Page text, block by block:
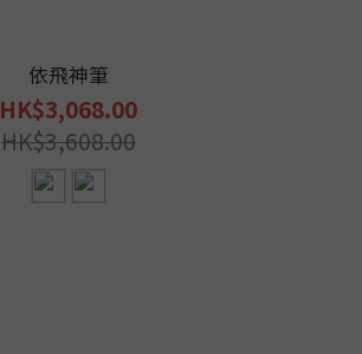
依飛神筆
HK$3,068.00
HK$3,608.00